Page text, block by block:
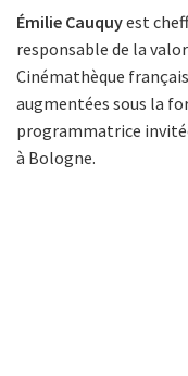
Émilie Cauquyest
responsable de la
Cinémathèque
augmentées sous la
programmatrice
à Bologne.